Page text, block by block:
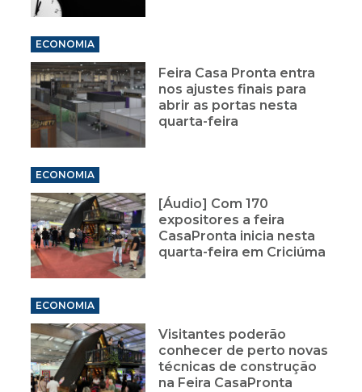
ECONOMIA
Feira Casa Pronta entra
nos ajustes finais para
abrir as portas nesta
quarta-feira
ECONOMIA
[Áudio] Com 170
expositores a feira
CasaPronta inicia nesta
quarta-feira em Criciúma
ECONOMIA
Visitantes poderão
conhecer de perto novas
técnicas de construção
na Feira CasaPronta